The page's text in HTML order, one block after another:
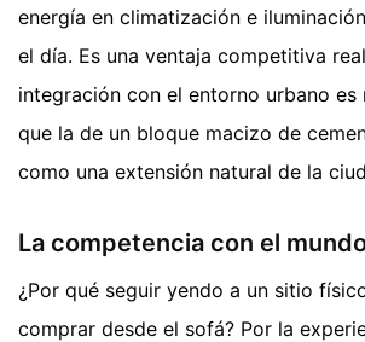
energía en climatización e
el día. Es una ventaja competitiva
integración con el entorno urbano es
que la de un bloque macizo de
como una extensión natural de la
La competencia con el
¿Por qué seguir yendo a un sitio
comprar desde el sofá? Por la